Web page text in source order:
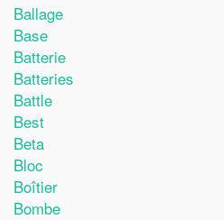
Ballage
Base
Batterie
Batteries
Battle
Best
Beta
Bloc
Boîtier
Bombe